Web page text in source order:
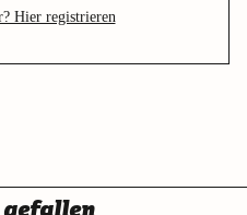
Hier registrieren